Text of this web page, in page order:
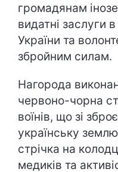
громадянам
видатні заслуги
України та
збройним силам.
Нагорода
червоно-чорна
воїнів, що зі
українську
стрічка на
медиків та